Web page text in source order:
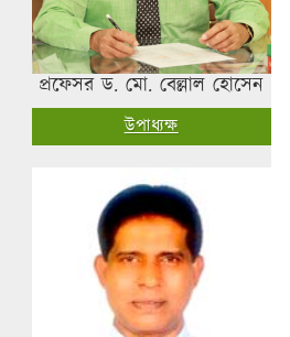
প্রফেসর ড. মো. বেল্লাল হোসেন
উপাধ্যক্ষ